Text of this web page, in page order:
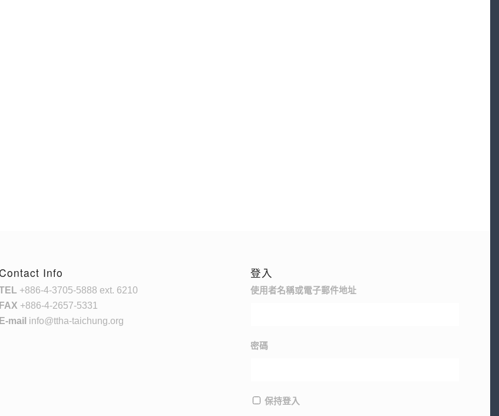
Info
+886-4-3705-5888 ext. 6210
FAX +886-4-2657-5331
E-mail info@ttha-taichung.org
登入
使用者名稱或電子郵件地址
密碼
保持登入